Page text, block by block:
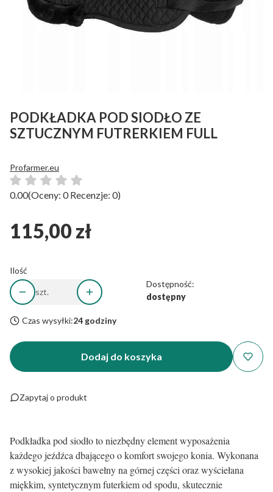
PODKŁADKA POD SIODŁO ZE
SZTUCZNYM FUTRERKIEM FULL
Profarmer.eu
0.00(Oceny: 0 Recenzje: 0)
Cena
115,00 zł
Ilość
szt.
Dostępność:
dostępny
Czas wysyłki:24 godziny
Dodaj do koszyka
Zapytaj o produkt
Podkładka pod siodło to niezbędny element wyposażenia
każdego jeźdźca dbającego o komfort swojego konia. Wykonana
z wysokiej jakości bawełny na górnej części oraz wyściełana
miękkim, syntetycznym futerkiem od spodu, skutecznie